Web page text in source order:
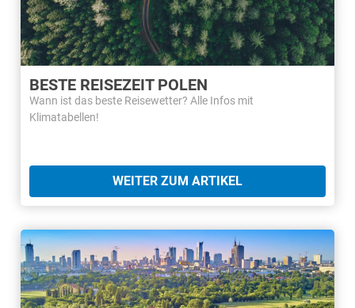
BESTE REISEZEIT POLEN
Wann ist das beste Reisewetter? Alle Infos mit
Klimatabellen!
WEITER ZUM ARTIKEL